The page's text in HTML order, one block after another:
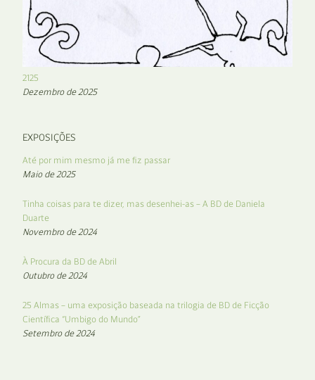
2125
Dezembro de 2025
EXPOSIÇÕES
Até por mim mesmo já me fiz passar
Maio de 2025
Tinha coisas para te dizer, mas desenhei-as – A BD de Daniela
Duarte
Novembro de 2024
À Procura da BD de Abril
Outubro de 2024
25 Almas – uma exposição baseada na trilogia de BD de Ficção
Científica “Umbigo do Mundo”
Setembro de 2024